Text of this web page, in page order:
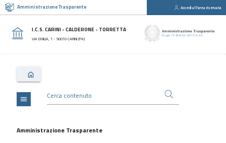
Amministrazione Trasparente Accedi all'area riservata
I.C.S. CARINI - CALDERONE - TORRETTA
VIA EMILIA, 1 - 90010 CARINI (PA)
Sezioni
Disposizioni
Consulenti
collaboratori
Bandi
menu
Amministrazione Trasparente